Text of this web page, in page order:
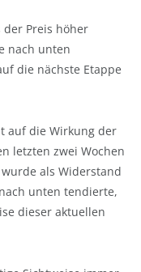
Preis höher
nach unten
die nächste Etappe
auf die Wirkung der
letzten zwei Wochen
als Widerstand
unten tendierte,
dieser aktuellen